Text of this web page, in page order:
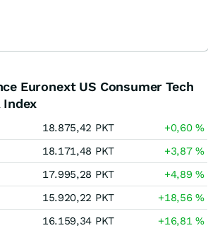
Euronext US Consumer Tech
Index
18.875,42 PKT +0,60%
18.171,48 PKT +3,87%
17.995,28 PKT +4,89%
15.920,22 PKT +18,56%
16.159,34 PKT +16,81%